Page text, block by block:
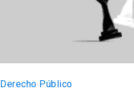
Derecho Público